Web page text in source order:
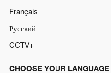
Français
Русский
CCTV+
CHOOSE YOUR LANGUAGE